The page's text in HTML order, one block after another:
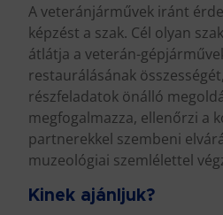
A veteránjárművek iránt
képzést a szak. Cél olyan
átlátja a veterán-
restaurálásának
részfeladatok önálló
megfogalmazza, ellenőrzi a
partnerekkel szembeni
muzeológiai szemlélettel
Kinek ajánljuk?